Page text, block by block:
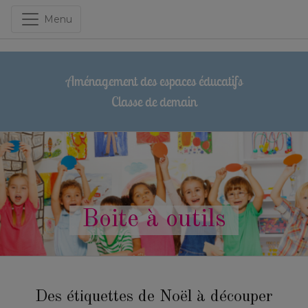
Menu
Aménagement des espaces éducatifs
Classe de demain
Boite à outils
Des étiquettes de Noël à découper